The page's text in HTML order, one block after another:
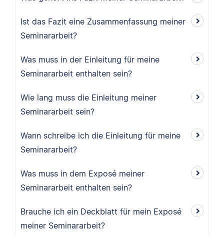
Ist das Fazit eine Zusammenfassung meiner
Seminararbeit?
Was muss in der Einleitung für meine
Seminararbeit enthalten sein?
Wie lang muss die Einleitung meiner
Seminararbeit sein?
Wann schreibe ich die Einleitung für meine
Seminararbeit?
Was muss in dem Exposé meiner
Seminararbeit enthalten sein?
Brauche ich ein Deckblatt für mein Exposé
meiner Seminararbeit?